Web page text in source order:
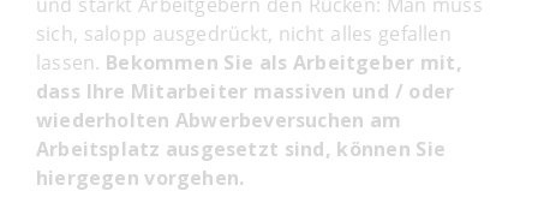
sich, salopp ausgedrückt, nicht alles gefallen
lassen. Bekommen Sie als Arbeitgeber mit,
dass Ihre Mitarbeiter massiven und / oder
wiederholten Abwerbeversuchen am
Arbeitsplatz ausgesetzt sind, können Sie
hiergegen vorgehen.